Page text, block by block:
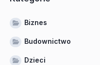
Biznes
Budownictwo
Dzieci